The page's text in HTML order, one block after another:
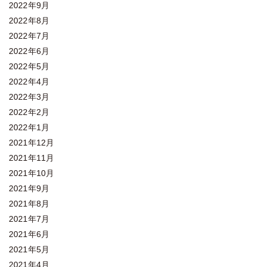
2022年9月
2022年8月
2022年7月
2022年6月
2022年5月
2022年4月
2022年3月
2022年2月
2022年1月
2021年12月
2021年11月
2021年10月
2021年9月
2021年8月
2021年7月
2021年6月
2021年5月
2021年4月